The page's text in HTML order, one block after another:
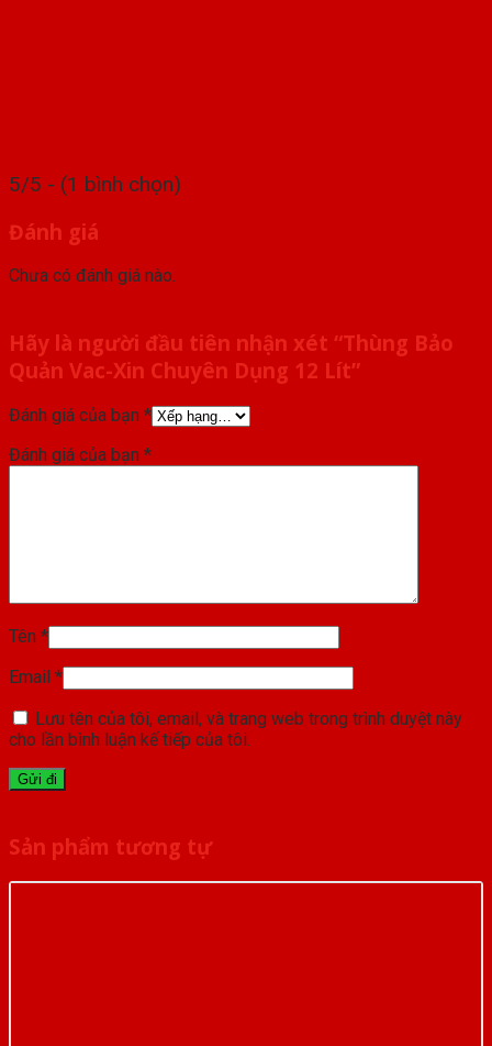
5/5 - (1 bình chọn)
Đánh giá
Chưa có đánh giá nào.
Hãy là người đầu tiên nhận xét “Thùng Bảo
Quản Vac-Xin Chuyên Dụng 12 Lít”
Đánh giá của bạn *
Đánh giá của bạn *
Tên *
Email *
Lưu tên của tôi, email, và trang web trong trình duyệt này
cho lần bình luận kế tiếp của tôi.
Sản phẩm tương tự